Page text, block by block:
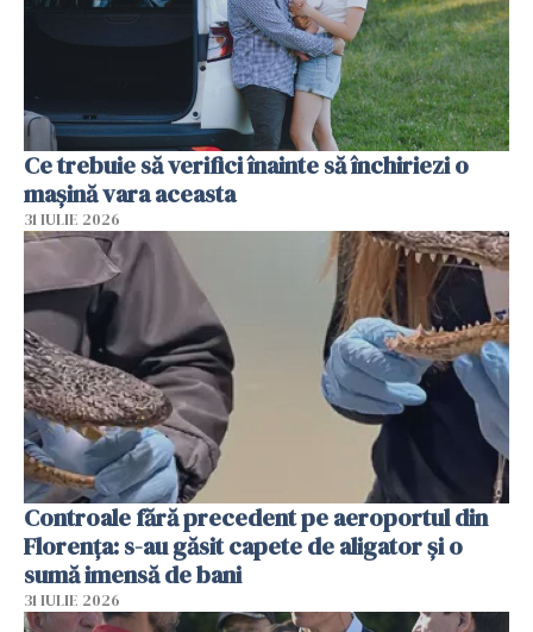
Ce trebuie să verifici înainte să închiriezi o
mașină vara aceasta
31 IULIE 2026
Controale fără precedent pe aeroportul din
Florența: s-au găsit capete de aligator și o
sumă imensă de bani
31 IULIE 2026